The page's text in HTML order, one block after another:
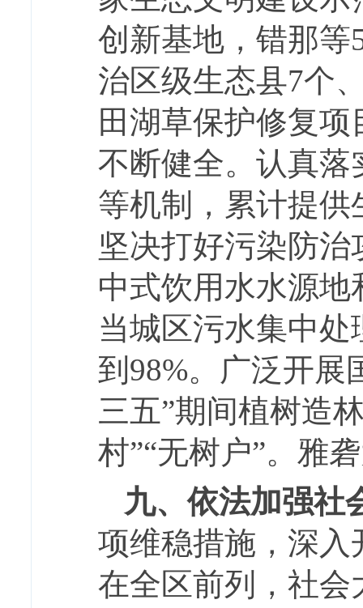
创新基地，错那等
治区级生态县7个
田湖草保护修复
不断健全。认真
等机制，累计提供
坚决打好污染防
中式饮用水水源地
当城区污水集中
到98%。广泛开展
三五”期间植树造
村”“无树户”。雅
九、依法加强社
项维稳措施，深
在全区前列，社会